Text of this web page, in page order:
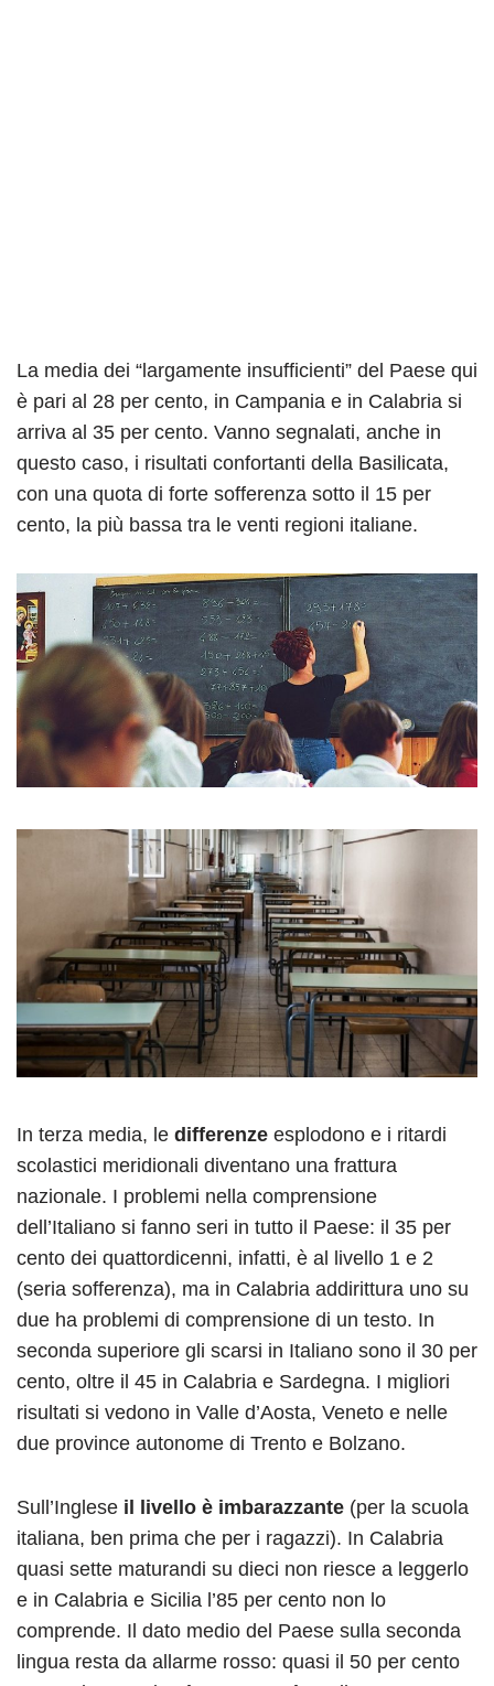
La media dei “largamente insufficienti” del Paese qui
è pari al 28 per cento, in Campania e in Calabria si
arriva al 35 per cento. Vanno segnalati, anche in
questo caso, i risultati confortanti della Basilicata,
con una quota di forte sofferenza sotto il 15 per
cento, la più bassa tra le venti regioni italiane.
In terza media, le differenze esplodono e i ritardi
scolastici meridionali diventano una frattura
nazionale. I problemi nella comprensione
dell’Italiano si fanno seri in tutto il Paese: il 35 per
cento dei quattordicenni, infatti, è al livello 1 e 2
(seria sofferenza), ma in Calabria addirittura uno su
due ha problemi di comprensione di un testo. In
seconda superiore gli scarsi in Italiano sono il 30 per
cento, oltre il 45 in Calabria e Sardegna. I migliori
risultati si vedono in Valle d’Aosta, Veneto e nelle
due province autonome di Trento e Bolzano.
Sull’Inglese il livello è imbarazzante (per la scuola
italiana, ben prima che per i ragazzi). In Calabria
quasi sette maturandi su dieci non riesce a leggerlo
e in Calabria e Sicilia l’85 per cento non lo
comprende. Il dato medio del Paese sulla seconda
lingua resta da allarme rosso: quasi il 50 per cento